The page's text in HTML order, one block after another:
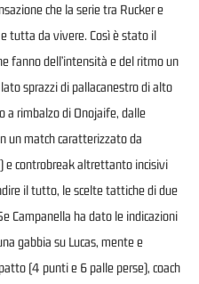
che la serie tra Rucker e
tutta da vivere. Così è stato il
fanno dell’intensità e del ritmo un
sprazzi di pallacanestro di alto
a rimbalzo di Onojaife, dalle
un match caratterizzato da
e controbreak altrettanto incisivi
il tutto, le scelte tattiche di due
Campanella ha dato le indicazioni
gabbia su Lucas, mente e
(4 punti e 6 palle perse), coach